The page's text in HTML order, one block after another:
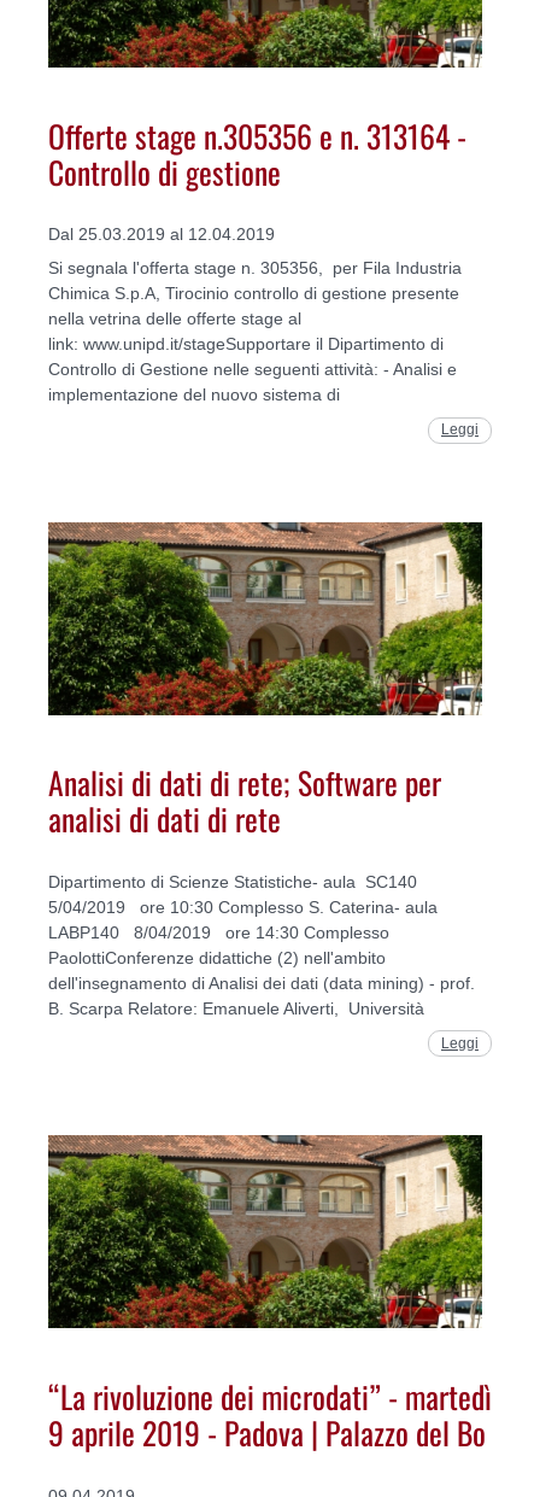
Offerte stage n.305356 e n. 313164 -
Controllo di gestione
Dal 25.03.2019 al 12.04.2019
Si segnala l'offerta stage n. 305356, per Fila Industria
Chimica S.p.A, Tirocinio controllo di gestione presente
nella vetrina delle offerte stage al
link: www.unipd.it/stageSupportare il Dipartimento di
Controllo di Gestione nelle seguenti attività: - Analisi e
implementazione del nuovo sistema di
Leggi
Analisi di dati di rete; Software per
analisi di dati di rete
Dipartimento di Scienze Statistiche- aula SC140
5/04/2019 ore 10:30 Complesso S. Caterina- aula
LABP140 8/04/2019 ore 14:30 Complesso
PaolottiConferenze didattiche (2) nell'ambito
dell'insegnamento di Analisi dei dati (data mining) - prof.
B. Scarpa Relatore: Emanuele Aliverti, Università
Leggi
“La rivoluzione dei microdati” - martedì
9 aprile 2019 - Padova | Palazzo del Bo